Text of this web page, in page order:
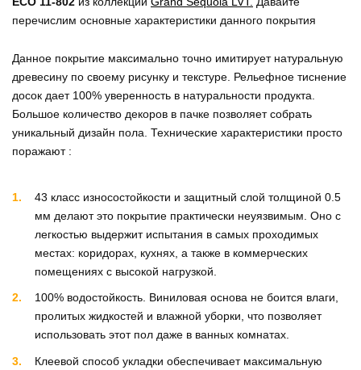
перечислим основные характеристики данного покрытия
Данное покрытие максимально точно имитирует натуральную
древесину по своему рисунку и текстуре. Рельефное тиснение
досок дает 100% уверенность в натуральности продукта.
Большое количество декоров в пачке позволяет собрать
уникальный дизайн пола. Технические характеристики просто
поражают :
43 класс износостойкости и защитный слой толщиной 0.5
мм делают это покрытие практически неуязвимым. Оно с
легкостью выдержит испытания в самых проходимых
местах: коридорах, кухнях, а также в коммерческих
помещениях с высокой нагрузкой.
100% водостойкость. Виниловая основа не боится влаги,
пролитых жидкостей и влажной уборки, что позволяет
использовать этот пол даже в ванных комнатах.
Клеевой способ укладки обеспечивает максимальную